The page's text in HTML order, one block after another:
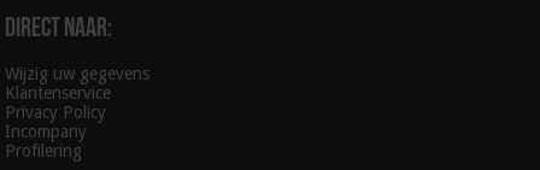
Direct naar:
Wijzig uw gegevens
Klantenservice
Privacy Policy
Incompany
Profilering